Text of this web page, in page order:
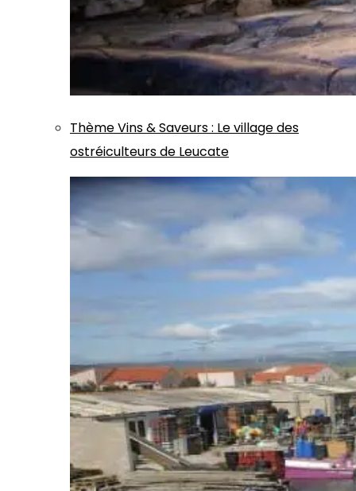
ThèmeVins & Saveurs: Le village des
ostréiculteurs de Leucate